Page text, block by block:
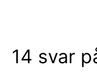
14 svar